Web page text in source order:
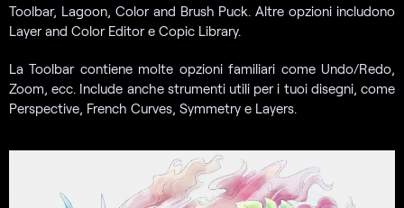
Toolbar, Lagoon, Color and Brush Puck. Altre opzioni includono
Layer and Color Editor e Copic Library.
La Toolbar contiene molte opzioni familiari come Undo/Redo,
Zoom, ecc. Include anche strumenti utili per i tuoi disegni, come
Perspective, French Curves, Symmetry e Layers.